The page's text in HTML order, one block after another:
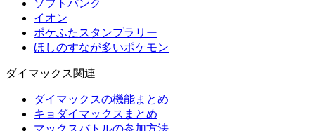
ソフトバンク
イオン
ポケふたスタンプラリー
ほしのすなが多いポケモン
ダイマックス関連
ダイマックスの機能まとめ
キョダイマックスまとめ
マックスバトルの参加方法